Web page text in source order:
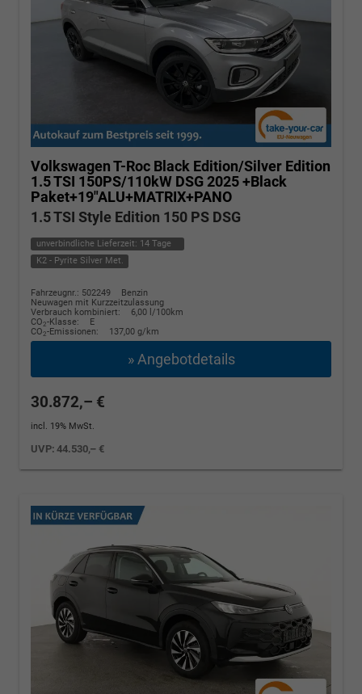
Volkswagen T-Roc Black Edition/Silver Edition
1.5 TSI 150PS/110kW DSG 2025 +Black
Paket+19"ALU+MATRIX+PANO
1.5 TSI Style Edition 150 PS DSG
unverbindliche Lieferzeit: 14 Tage
K2 - Pyrite Silver Met.
Fahrzeugnr.: 502249
Benzin
Neuwagen mit Kurzzeitzulassung
Verbrauch kombiniert:
6,00 l/100km
CO2-Klasse:
E
CO2-Emissionen: 137,00 g/km
» Angebotdetails
30.872,– €
incl. 19% MwSt.
UVP:44.530,– €